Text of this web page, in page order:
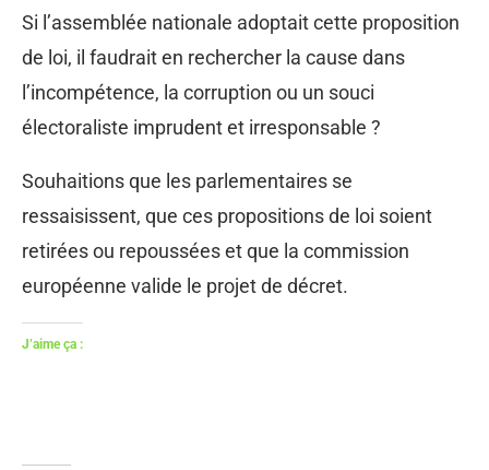
Si l’assemblée nationale adoptait cette proposition
de loi, il faudrait en rechercher la cause dans
l’incompétence, la corruption ou un souci
électoraliste imprudent et irresponsable ?
Souhaitions que les parlementaires se
ressaisissent, que ces propositions de loi soient
retirées ou repoussées et que la commission
européenne valide le projet de décret.
J’aime ça :